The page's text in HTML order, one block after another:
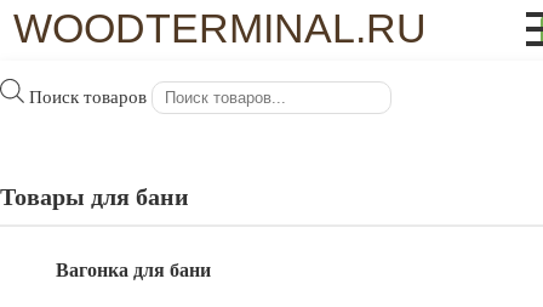
WOODTERMINAL.RU
Поиск товаров
Товары для бани
Вагонка для бани
Главная/Доска пола/ Доска пола 22×135(143) мм сосна, ель
Доска пола 22×135(143) мм сосна, ель
сорт А, Архангельск